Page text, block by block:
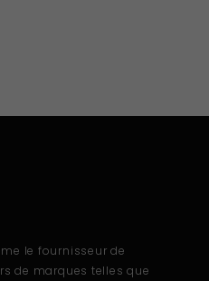
le fournisseur de
de marques telles que